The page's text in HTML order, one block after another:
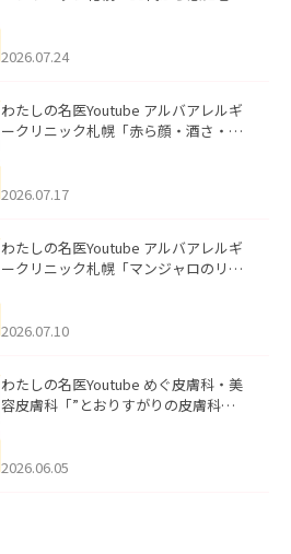
た。
2026.07.24
わたしの名医Youtube アルバアレルギ
ークリニック札幌「赤ら顔・酒さ・ニ
した。
2026.07.17
わたしの名医Youtube アルバアレルギ
ークリニック札幌「マンジャロのリア
た。
2026.07.10
わたしの名医Youtube めぐ皮膚科・美
容皮膚科「”とおりすがりの皮膚科
2026.06.05